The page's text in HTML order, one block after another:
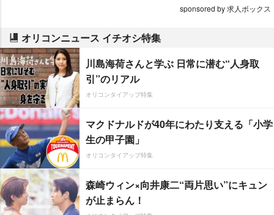
sponsored by 求人ボックス
オリコンニュース イチオシ特集
川島海荷さんと学ぶ 日常に潜む“人身取
引”のリアル
オリコンタイアップ特集
マクドナルドが40年にわたり支える「小学
生の甲子園」
オリコンタイアップ特集
森崎ウィン×向井康二“両片思い”にキュン
が止まらん！